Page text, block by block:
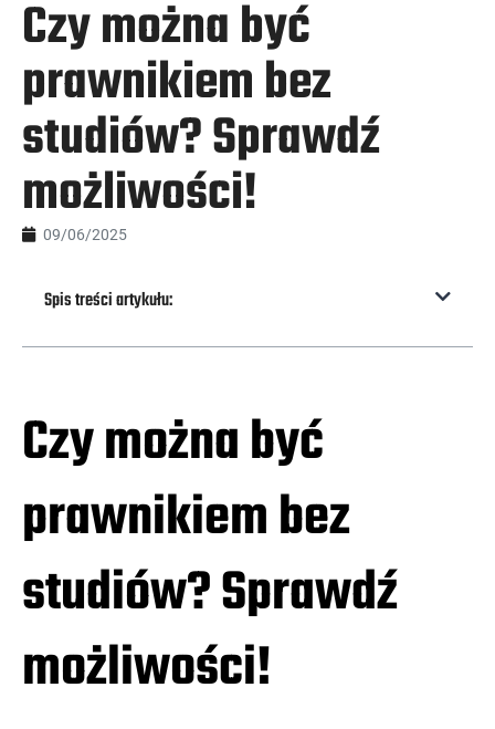
Czy można być
prawnikiem bez
studiów? Sprawdź
możliwości!
09/06/2025
Spis treści artykułu:
Czy można być
prawnikiem bez
studiów? Sprawdź
możliwości!